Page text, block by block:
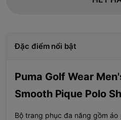
Đặc điểm nổi bật
Puma Golf Wear
Smooth Pique Polo
Bộ trang phục đa năng gồm